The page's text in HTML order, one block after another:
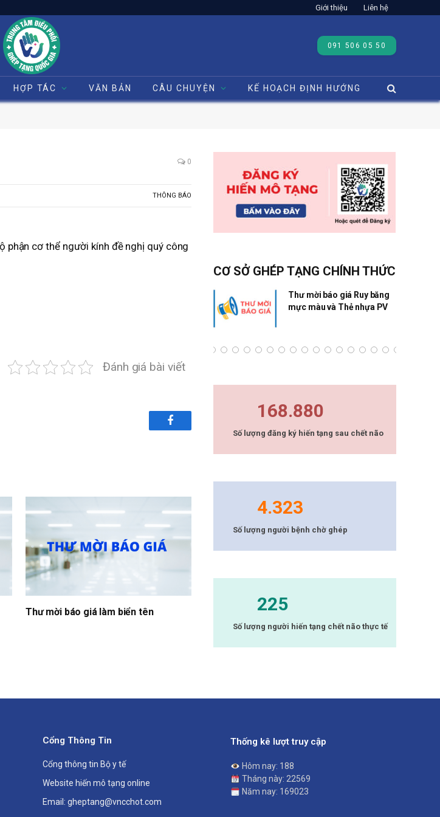
Giới thiệu Liên hệ
091 506 05 50
HỢP TÁC VĂN BẢN CÂU CHUYỆN KẾ HOẠCH ĐỊNH HƯỚNG
0
THÔNG BÁO
phận cơ thể người kính đề nghị quý công
Đánh giá bài viết
Facebook
Thư mời báo giá làm biển tên
CƠ SỞ GHÉP TẠNG CHÍNH THỨC
Thư mời báo giá Ruy băng
mực màu và Thẻ nhựa PV
168.880
Số lượng đăng ký hiến tạng sau chết não
4.323
Số lượng người bệnh chờ ghép
225
Số lượng người hiến tạng chết não thực tế
Cổng Thông Tin
Cổng thông tin Bộ y tế
Website hiến mô tạng online
Email: gheptang@vncchot.com
Thống kê lượt truy cập
Hôm nay: 188
Tháng này: 22569
Năm nay: 169023